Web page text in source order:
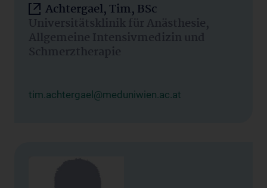
Achtergael, Tim, BSc
Universitätsklinik für Anästhesie,
Allgemeine Intensivmedizin und
Schmerztherapie
tim.achtergael@meduniwien.ac.at